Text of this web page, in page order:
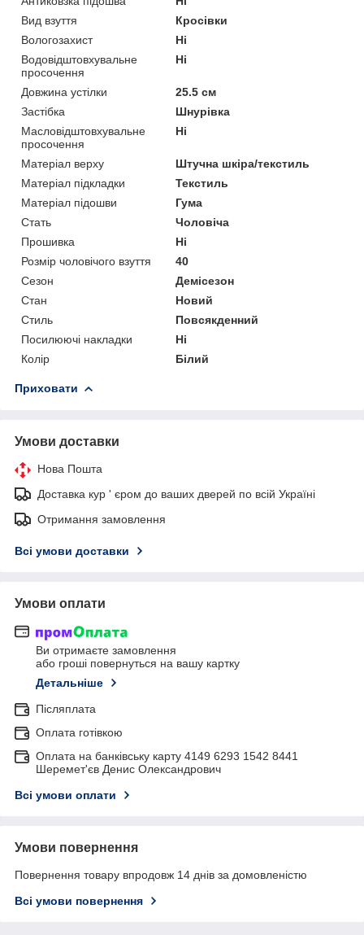
Вид взуття
Кросівки
Вологозахист
Ні
Водовідштовхувальне
просочення
Ні
Довжина устілки
25.5 см
Застібка
Шнурівка
Масловідштовхувальне
просочення
Ні
Матеріал верху
Штучна шкіра/текстиль
Матеріал підкладки
Текстиль
Матеріал підошви
Гума
Стать
Чоловіча
Прошивка
Ні
Розмір чоловічого взуття
40
Сезон
Демісезон
Стан
Новий
Стиль
Повсякденний
Посилюючі накладки
Ні
Колір
Білий
Приховати
Умови доставки
Нова Пошта
Доставка кур ' єром до ваших дверей по всій Україні
Отримання замовлення
Всі умови доставки
Умови оплати
Ви отримаєте замовлення
або гроші повернуться на вашу картку
Детальніше
Післяплата
Оплата готівкою
Оплата на банківську карту 4149 6293 1542 8441
Шеремет'єв Денис Олександрович
Всі умови оплати
Умови повернення
Повернення товару впродовж 14 днів за домовленістю
Всі умови повернення